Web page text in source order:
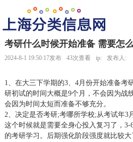
考研什么时候开始准备 需要怎
2024-8-1 19:50:17发布 43次查看 ip: 发布人:
1、在大三下学期的3、4月份开始准备考
研初试的时间大概是9个月，不会因为战
会因为时间太短而准备不够充分。
2、决定是否考研;考哪所学校;从考试年3
这个时候就是需要全身心投入复习了，
的考研学习。后期强化阶段强度就比较